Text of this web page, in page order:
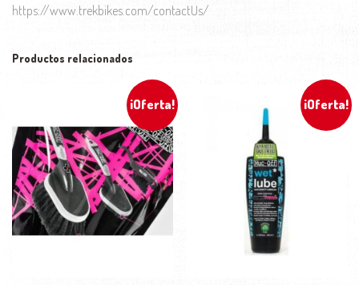
https://www.trekbikes.com/contactUs/
Productos relacionados
¡Oferta! ¡Oferta!